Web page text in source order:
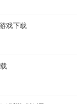
戏下载